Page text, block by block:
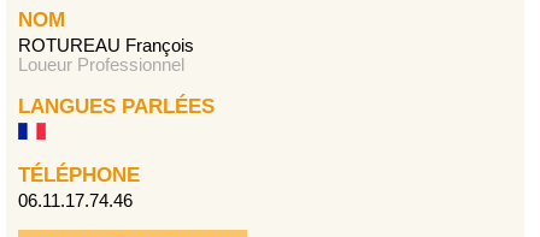
NOM
ROTUREAU François
Loueur Professionnel
LANGUES PARLÉES
TÉLÉPHONE
06.11.17.74.46